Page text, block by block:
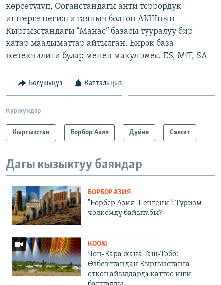
көрсөтүлүп, Ооганстандагы анти террордук
иштерге негизги таяныч болгон АКШнын
Кыргызстандагы “Манас” базасы тууралуу бир
катар маалыматтар айтылган. Бирок база
жетекчилиги булар менен макул эмес. ES, MiT, SA
Бөлүшүңүз Катталыңыз
Куржундар
Кыргызстан Борбор Азия Дүйнө Саясат
Дагы кызыктуу баяндар
БОРБОР АЗИЯ
"Борбор Азия Шенгени": Туризм
чөлкөмдү байытабы?
КООМ
Чоң-Кара жана Таш-Төбө:
Өзбекстандан Кыргызстанга
өткөн айылдарда каттоо иши